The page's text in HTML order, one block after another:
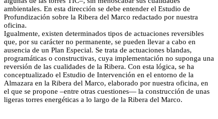
ambientales. En esta dirección se debe entender el Estudio de
Profundización sobre la Ribera del Marco redactado por nuestra
oficina.
Igualmente, existen determinados tipos de actuaciones reversibles
que, por su carácter no permanente, se pueden llevar a cabo en
ausencia de un Plan Especial. Se trata de actuaciones blandas,
programáticas o constructivas, cuya implementación no suponga una
reversión de las cualidades de la Ribera. Con esta lógica, se ha
conceptualizado el Estudio de Intervención en el entorno de la
Almazara en la Ribera del Marco, elaborado por nuestra oficina, en
el que se propone –entre otras cuestiones— la construcción de unas
ligeras torres energéticas a lo largo de la Ribera del Marco.